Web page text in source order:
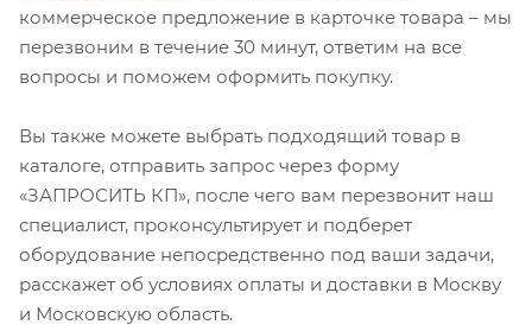
коммерческое предложение в карточке товара – мы
перезвоним в течение 30 минут, ответим на все
вопросы и поможем оформить покупку.
Вы также можете выбрать подходящий товар в
каталоге, отправить запрос через форму
«ЗАПРОСИТЬ КП», после чего вам перезвонит наш
специалист, проконсультирует и подберет
оборудование непосредственно под ваши задачи,
расскажет об условиях оплаты и доставки в Москву
и Московскую область.